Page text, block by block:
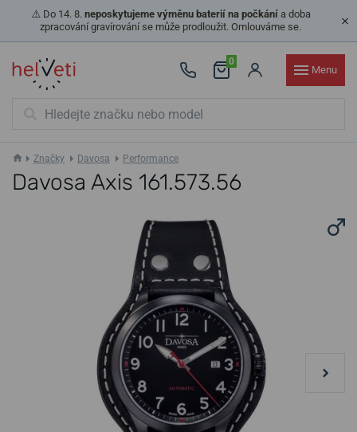
⚠️ Do 14. 8. neposkytujeme výměnu baterií na počkánía doba
zpracování gravírování se může prodloužit. Omlouváme se.
0
Menu
Značky Davosa Performance
Davosa Axis 161.573.56